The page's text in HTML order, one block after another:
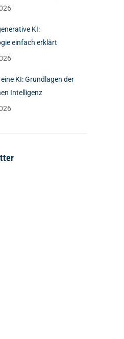
KI:
einfach erklärt
KI: Grundlagen der
Intelligenz